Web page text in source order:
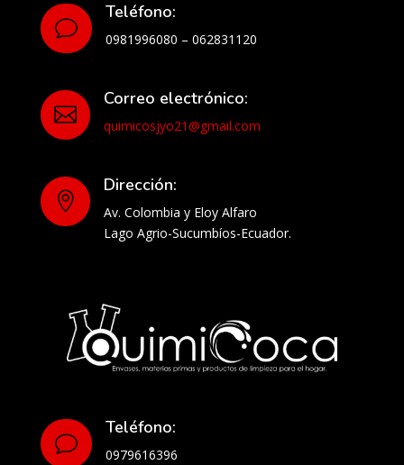
v
Teléfono:
0981996080 – 062831120

Correo electrónico:
quimicosjyo21@gmail.com

Dirección:
Av. Colombia y Eloy Alfaro
Lago Agrio-Sucumbíos-Ecuador.
v
Teléfono:
0979616396